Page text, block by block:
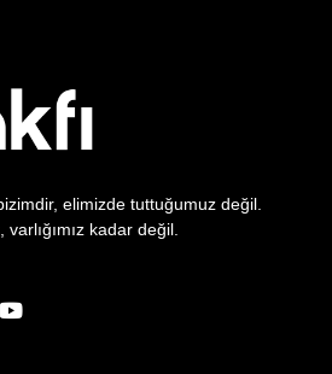
elimizde tuttuğumuz değil.
kadar değil.